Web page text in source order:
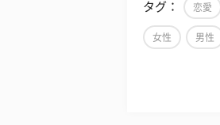
タグ： 恋愛
女性 男性